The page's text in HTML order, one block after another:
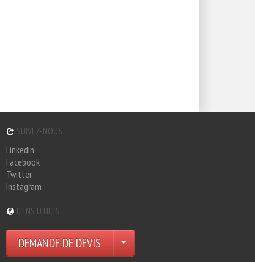
SUIVEZ-NOUS
LinkedIn
Facebook
Twitter
Instagram
LIENS UTILES
DEMANDE DE DEVIS